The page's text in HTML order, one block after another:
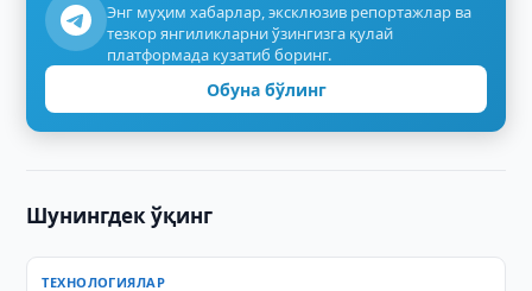
Энг муҳим хабарлар, эксклюзив репортажлар ва
тезкор янгиликларни ўзингизга қулай
платформада кузатиб боринг.
Обуна бўлинг
Шунингдек ўқинг
ТЕХНОЛОГИЯЛАР